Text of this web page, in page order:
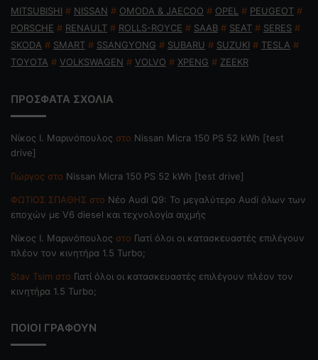
MITSUBISHI # NISSAN # OMODA & JAECOO # OPEL # PEUGEOT #
PORSCHE # RENAULT # ROLLS-ROYCE # SAAB # SEAT # SERES #
SKODA # SMART # SSANGYONG # SUBARU # SUZUKI # TESLA #
TOYOTA # VOLKSWAGEN # VOLVO # XPENG # ZEEKR
ΠΡΟΣΦΑΤΑ ΣΧΟΛΙΑ
Nίκος Ι. Mαρινόπουλος στο Nissan Micra 150 PS 52 kWh [test
drive]
Γιώργος στο Nissan Micra 150 PS 52 kWh [test drive]
ΦΩΤΙΟΣ ΣΠΑΘΗΣ στο Νέο Audi Q9: Το μεγαλύτερο Audi όλων των
εποχών με V6 diesel και τεχνολογία αιχμής
Nίκος Ι. Mαρινόπουλος στο Γιατί όλοι οι κατασκευαστές επιλέγουν
πλέον τον κινητήρα 1.5 Turbo;
Stav Tsim στο Γιατί όλοι οι κατασκευαστές επιλέγουν πλέον τον
κινητήρα 1.5 Turbo;
ΠΟΙΟΙ ΓΡΑΦΟΥΝ